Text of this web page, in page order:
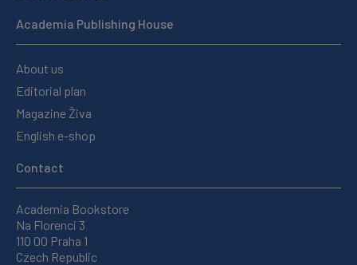
Academia Publishing House
About us
Editorial plan
Magazine Živa
English e-shop
Contact
Academia Bookstore
Na Florenci 3
110 00 Praha 1
Czech Republic